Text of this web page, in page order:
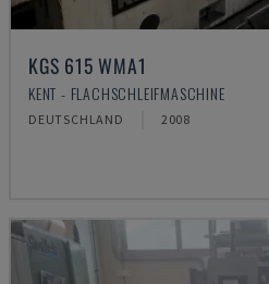
KGS 615 WMA1
KENT - FLACHSCHLEIFMASCHINE
DEUTSCHLAND 2008